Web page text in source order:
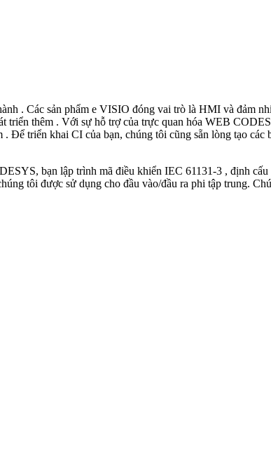
. Các sản phẩm e VISIO đóng vai trò là HMI và đảm
triển thêm . Với sự hỗ trợ của trực quan hóa WEB
Để triển khai CI của bạn, chúng tôi cũng sẵn lòng tạo các
bạn lập trình mã điều khiển IEC 61131-3 , định
tôi được sử dụng cho đầu vào/đầu ra phi tập trung.